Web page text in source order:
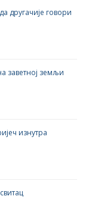
другачије говори
заветној земљи
изнутра